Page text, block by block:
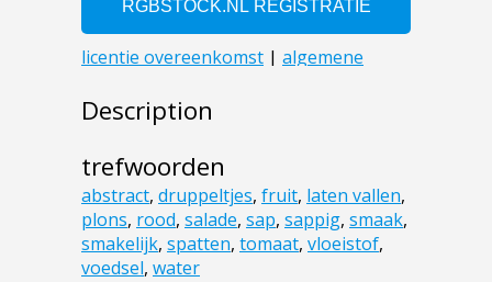
Description
trefwoorden
abstract, druppeltjes, fruit, laten vallen,
plons, rood, salade, sap, sappig, smaak,
smakelijk, spatten, tomaat, vloeistof,
voedsel, water